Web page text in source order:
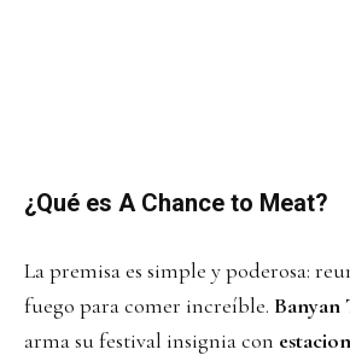
¿Qué es A Chance to Meat?
La premisa es simple y poderosa:
fuego para comer increíble. Banyan
arma su festival insignia con